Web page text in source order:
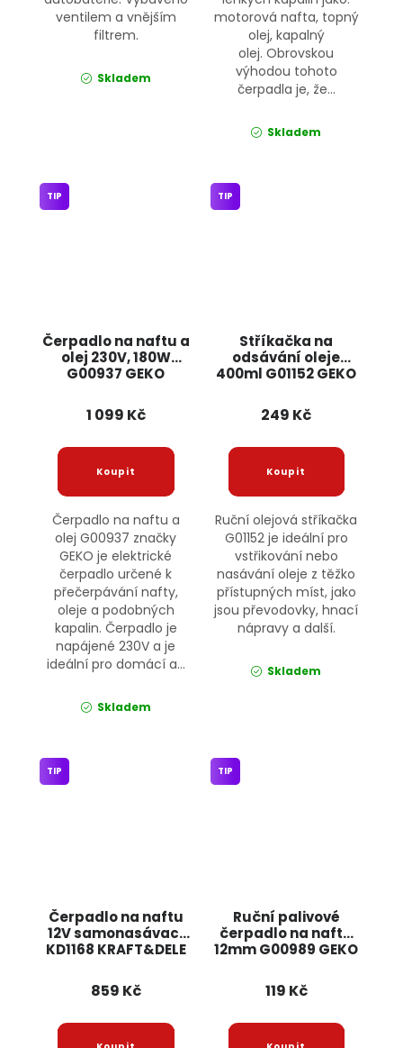
ventilem a vnějším
filtrem.
Skladem
motorová nafta, topný
olej, kapalný
olej. Obrovskou
výhodou tohoto
čerpadla je, že...
Skladem
Čerpadlo na naftu a
olej 230V, 180W
G00937 GEKO
TIP
1 099 Kč
Čerpadlo na naftu a
olej G00937 značky
GEKO je elektrické
čerpadlo určené k
přečerpávání nafty,
oleje a podobných
kapalin. Čerpadlo je
napájené 230V a je
ideální pro domácí a...
Skladem
Stříkačka na
odsávání oleje
400ml G01152 GEKO
TIP
249 Kč
Ruční olejová stříkačka
G01152 je ideální pro
vstřikování nebo
nasávání oleje z těžko
přístupných míst, jako
jsou převodovky, hnací
nápravy a další.
Skladem
Čerpadlo na naftu
12V samonasávací
KD1168 KRAFT&DELE
TIP
859 Kč
Ruční palivové
čerpadlo na naftu
12mm G00989 GEKO
TIP
119 Kč